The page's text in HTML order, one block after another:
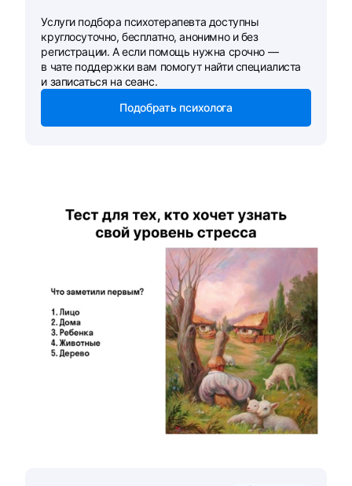
Услуги подбора психотерапевта доступны
круглосуточно, бесплатно, анонимно и без
регистрации. А если помощь нужна срочно —
в чате поддержки вам помогут найти специалиста
и записаться на сеанс.
Подобрать психолога